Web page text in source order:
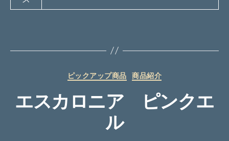
カ
ゴ
リ
ー
ピックアップ商品 商品紹介
エスカロニア ピンクエ
ル